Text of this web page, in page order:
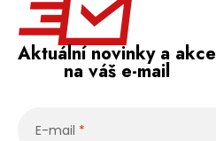
Aktuální novinky a akce
na váš e-mail
E-mail